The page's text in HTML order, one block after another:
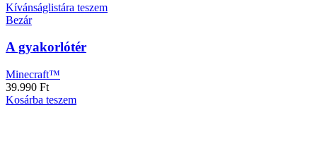
Kívánságlistára teszem
Bezár
A gyakorlótér
Minecraft™
39.990 Ft
Kosárba teszem